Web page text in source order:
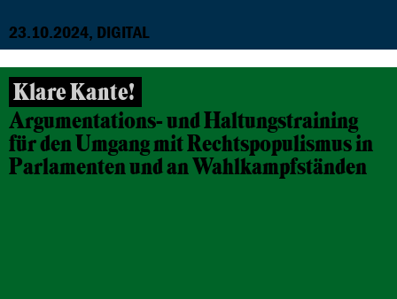
23.10.2024, DIGITAL
Klare Kante!
Argumentations- und Haltungstraining
für den Umgang mit Rechtspopulismus in
Parlamenten und an Wahlkampfständen